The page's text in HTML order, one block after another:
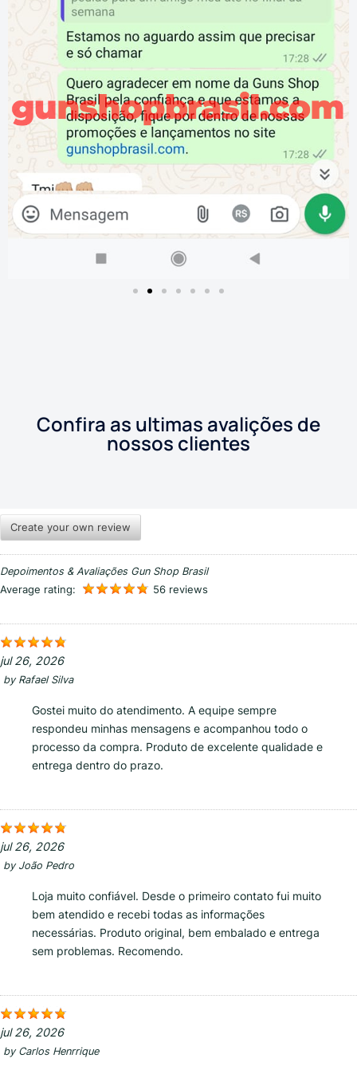
Confira as ultimas avalições de
nossos clientes
Create your own review
Depoimentos & Avaliações Gun Shop Brasil
Average rating:
56 reviews
jul 26, 2026
by Rafael Silva
Gostei muito do atendimento. A equipe sempre
respondeu minhas mensagens e acompanhou todo o
processo da compra. Produto de excelente qualidade e
entrega dentro do prazo.
jul 26, 2026
by João Pedro
Loja muito confiável. Desde o primeiro contato fui muito
bem atendido e recebi todas as informações
necessárias. Produto original, bem embalado e entrega
sem problemas. Recomendo.
jul 26, 2026
by Carlos Henrrique